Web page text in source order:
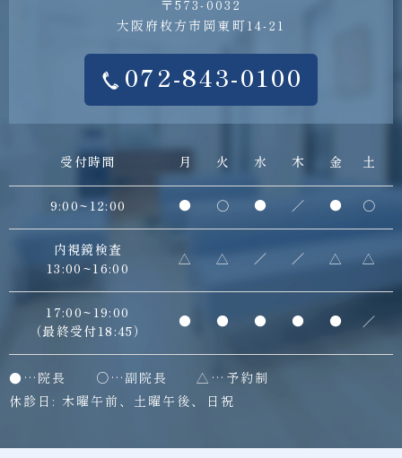
〒573-0032
大阪府枚方市岡東町14-21
072-843-0100
受付時間 月 火 水 木 金 土
9:00~12:00 ● ○ ● ／ ● ○
内視鏡検査
13:00~16:00
△ △ ／ ／ △ △
17:00~19:00
（最終受付18:45）
● ● ● ● ● ／
●…院長
○…副院長 △…予約制
休診日: 木曜午前、土曜午後、日祝